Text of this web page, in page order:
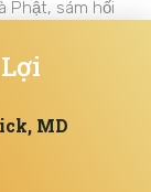
Phật, sám hối
MD